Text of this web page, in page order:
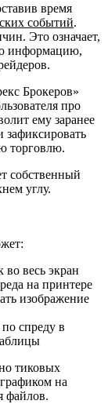
время
событий.
Это означает,
информацию,
Брокеров»
про
ему заранее
зафиксировать
торговлю.
собственный
углу.
во весь экран
на принтере
изображение
спреду в
тиковых
на
файлов.